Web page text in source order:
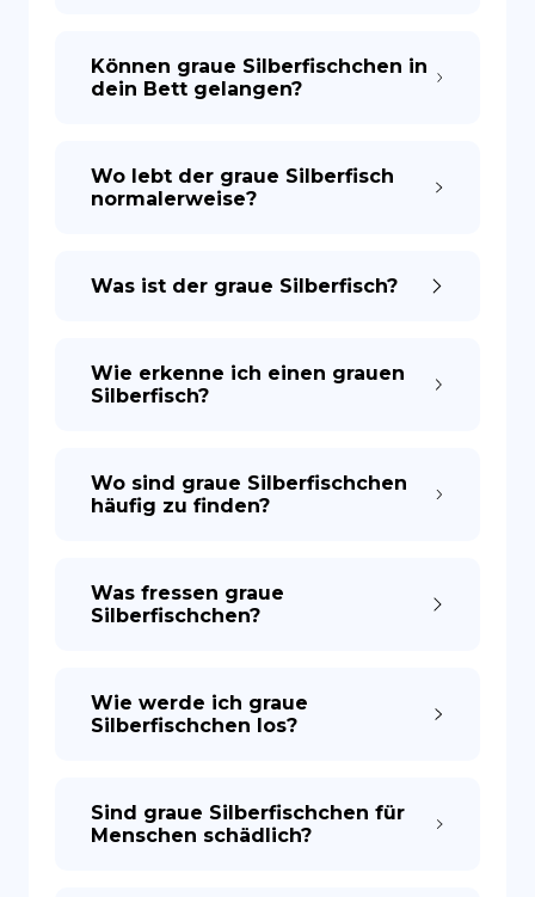
Können graue Silberfischchen in
dein Bett gelangen?
Wo lebt der graue Silberfisch
normalerweise?
Was ist der graue Silberfisch?
Wie erkenne ich einen grauen
Silberfisch?
Wo sind graue Silberfischchen
häufig zu finden?
Was fressen graue
Silberfischchen?
Wie werde ich graue
Silberfischchen los?
Sind graue Silberfischchen für
Menschen schädlich?